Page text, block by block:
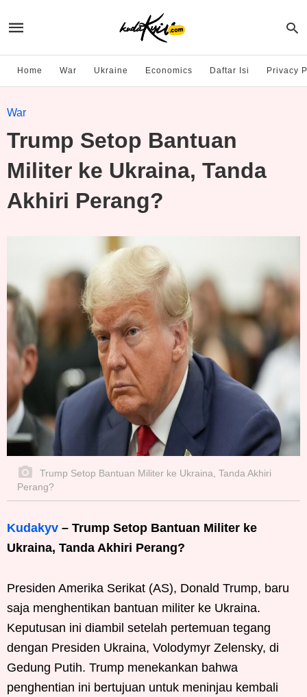
Home War Ukraine Economics Daftar Isi Privacy
War
Trump Setop Bantuan
Militer ke Ukraina, Tanda
Akhiri Perang?
Trump Setop Bantuan Militer ke Ukraina, Tanda Akhiri
Perang?
Kudakyv – Trump Setop Bantuan Militer ke
Ukraina, Tanda Akhiri Perang?
Presiden Amerika Serikat (AS), Donald Trump, baru
saja menghentikan bantuan militer ke Ukraina.
Keputusan ini diambil setelah pertemuan tegang
dengan Presiden Ukraina, Volodymyr Zelensky, di
Gedung Putih. Trump menekankan bahwa
penghentian ini bertujuan untuk meninjau kembali